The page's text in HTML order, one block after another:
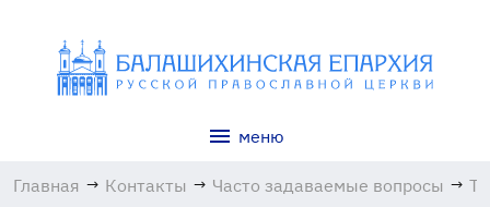
меню
Главная → Контакты → Часто задаваемые вопросы →